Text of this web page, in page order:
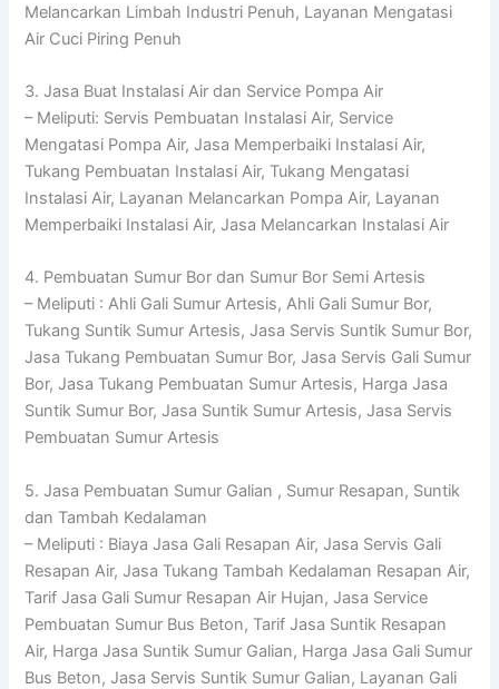
Melancarkan Limbah Industri Penuh, Layanan Mengatasi
Air Cuci Piring Penuh
3. Jasa Buat Instalasi Air dan Service Pompa Air
– Meliputi: Servis Pembuatan Instalasi Air, Service
Mengatasi Pompa Air, Jasa Memperbaiki Instalasi Air,
Tukang Pembuatan Instalasi Air, Tukang Mengatasi
Instalasi Air, Layanan Melancarkan Pompa Air, Layanan
Memperbaiki Instalasi Air, Jasa Melancarkan Instalasi Air
4. Pembuatan Sumur Bor dan Sumur Bor Semi Artesis
– Meliputi : Ahli Gali Sumur Artesis, Ahli Gali Sumur Bor,
Tukang Suntik Sumur Artesis, Jasa Servis Suntik Sumur Bor,
Jasa Tukang Pembuatan Sumur Bor, Jasa Servis Gali Sumur
Bor, Jasa Tukang Pembuatan Sumur Artesis, Harga Jasa
Suntik Sumur Bor, Jasa Suntik Sumur Artesis, Jasa Servis
Pembuatan Sumur Artesis
5. Jasa Pembuatan Sumur Galian , Sumur Resapan, Suntik
dan Tambah Kedalaman
– Meliputi : Biaya Jasa Gali Resapan Air, Jasa Servis Gali
Resapan Air, Jasa Tukang Tambah Kedalaman Resapan Air,
Tarif Jasa Gali Sumur Resapan Air Hujan, Jasa Service
Pembuatan Sumur Bus Beton, Tarif Jasa Suntik Resapan
Air, Harga Jasa Suntik Sumur Galian, Harga Jasa Gali Sumur
Bus Beton, Jasa Servis Suntik Sumur Galian, Layanan Gali